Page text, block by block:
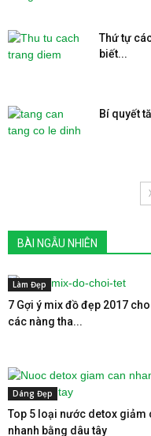
Thứ tự
biết...
Bí quyết
BÀI NGẪU NHIÊN
Làm Đẹp
7 Gợi ý mix đồ đẹp 2017 cho
các nàng tha...
Dáng Đẹp
Top 5 loại nước detox giảm
nhanh bằng dâu tây